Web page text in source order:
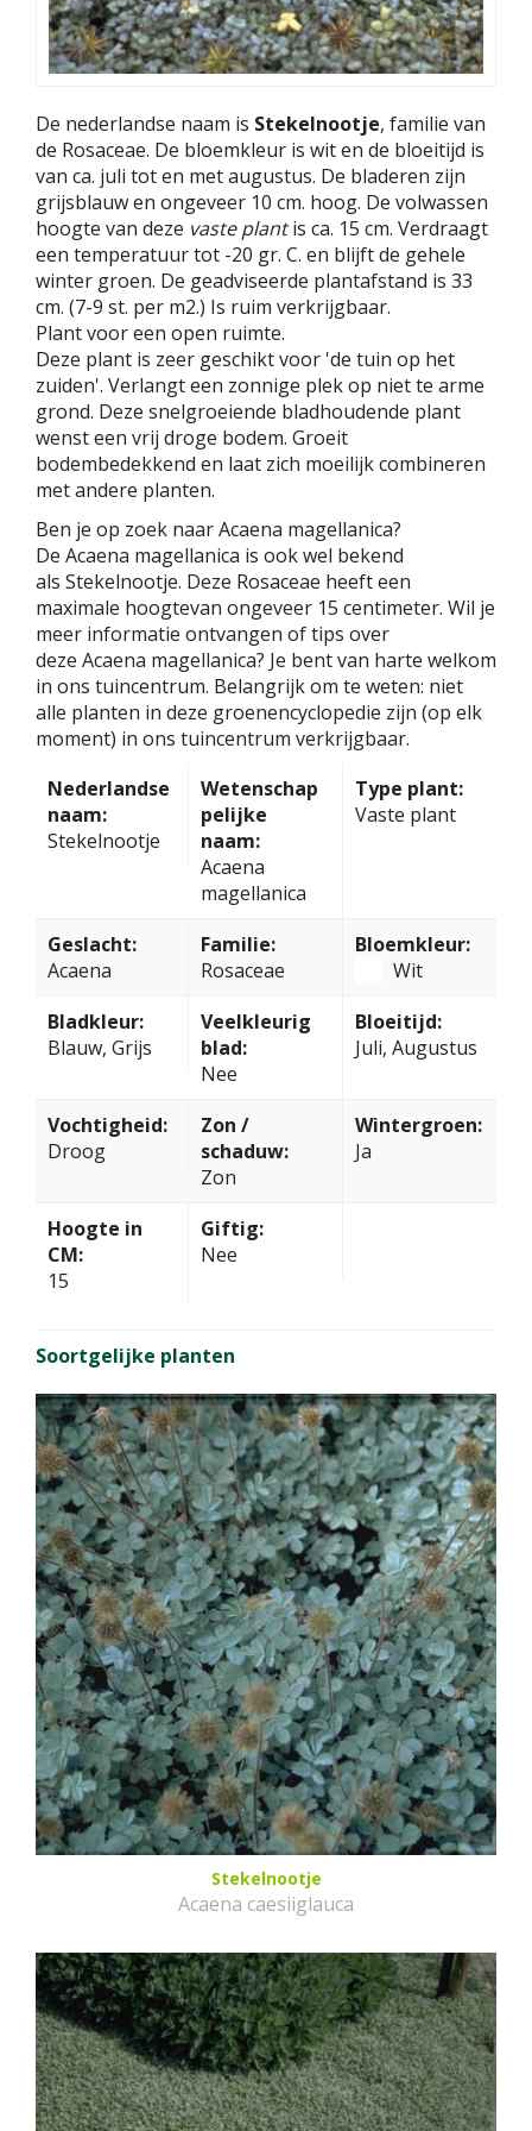
De nederlandse naam is Stekelnootje, familie van
de Rosaceae. De bloemkleur is wit en de bloeitijd is
van ca. juli tot en met augustus. De bladeren zijn
grijsblauw en ongeveer 10 cm. hoog. De volwassen
hoogte van deze vaste plantis ca. 15 cm. Verdraagt
een temperatuur tot -20 gr. C. en blijft de gehele
winter groen. De geadviseerde plantafstand is 33
cm. (7-9 st. per m2.) Is ruim verkrijgbaar.
Plant voor een open ruimte.
Deze plant is zeer geschikt voor 'de tuin op het
zuiden'. Verlangt een zonnige plek op niet te arme
grond. Deze snelgroeiende bladhoudende plant
wenst een vrij droge bodem. Groeit
bodembedekkend en laat zich moeilijk combineren
met andere planten.
Ben je op zoek naar Acaena magellanica?
De Acaena magellanica is ook wel bekend
als Stekelnootje. Deze Rosaceae heeft een
maximale hoogtevan ongeveer 15 centimeter. Wil je
meer informatie ontvangen of tips over
deze Acaena magellanica? Je bent van harte welkom
in ons tuincentrum. Belangrijk om te weten: niet
alle planten in deze groenencyclopedie zijn (op elk
moment) in ons tuincentrum verkrijgbaar.
Nederlandse
naam:
Stekelnootje
Wetenschap
pelijke
naam:
Acaena
magellanica
Type plant:
Vaste plant
Geslacht:
Acaena
Familie:
Rosaceae
Bloemkleur:
Wit
Bladkleur:
Blauw, Grijs
Veelkleurig
blad:
Nee
Bloeitijd:
Juli, Augustus
Vochtigheid:
Droog
Zon /
schaduw:
Zon
Wintergroen:
Ja
Hoogte in
CM:
15
Giftig:
Nee
Soortgelijke planten
Stekelnootje
Acaena caesiiglauca